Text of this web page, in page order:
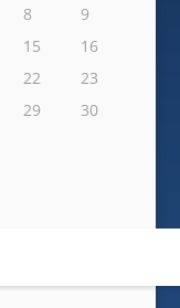
8
9
15
16
22
23
29
30